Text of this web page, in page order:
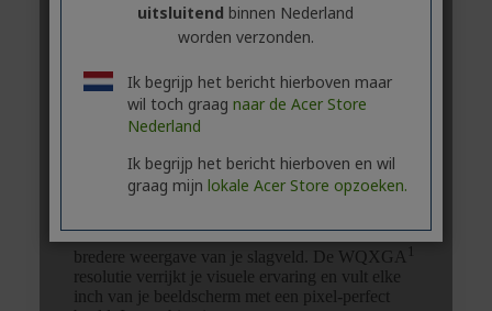
uitsluitend binnen Nederland
worden verzonden.
Ik begrijp het bericht hierboven maar
wil toch graag naar de Acer Store
Nederland
Ik begrijp het bericht hierboven en wil
graag mijn lokale Acer Store opzoeken.